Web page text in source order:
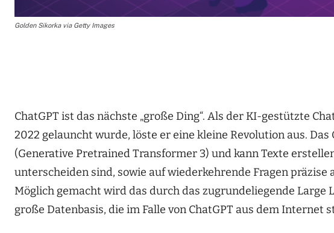
Golden Sikorka via Getty Images
ChatGPT ist das nächste „große Ding“. Als der KI-gestützte
2022 gelauncht wurde, löste er eine kleine Revolution aus.
(Generative Pretrained Transformer 3) und kann Texte
unterscheiden sind, sowie auf wiederkehrende Fragen präzise
Möglich gemacht wird das durch das zugrundeliegende Large
große Datenbasis, die im Falle von ChatGPT aus dem Internet